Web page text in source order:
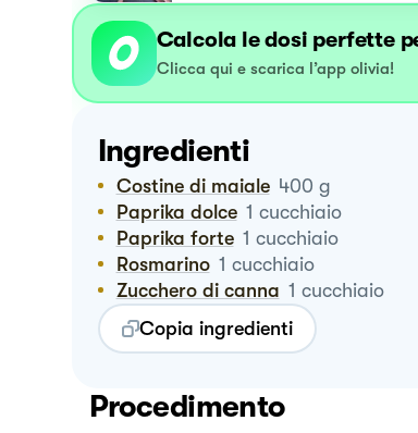
Calcola le dosi perfette
Clicca qui e scarica l’app olivia!
Ingredienti
Costine di maiale 400 g
Paprika dolce 1 cucchiaio
Paprika forte 1 cucchiaio
Rosmarino 1 cucchiaio
Zucchero di canna 1 cucchiaio
Copia ingredienti
Procedimento